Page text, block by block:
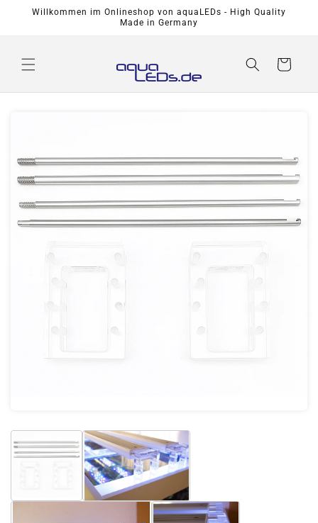
zumWillkommen im Onlineshop von aquaLEDs - High Quality
Made in Germany
Warenkorb